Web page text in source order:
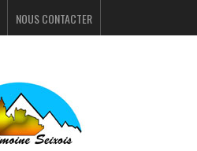
NOUS CONTACTER